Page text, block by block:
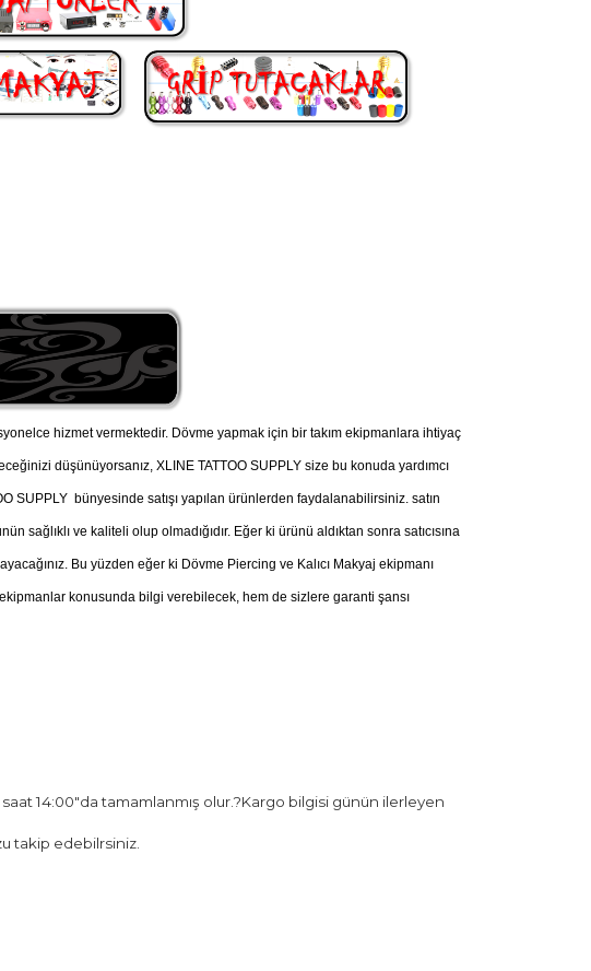
hizmet vermektedir. Dövme yapmak için bir takım ekipmanlara ihtiyaç
düşünüyorsanız, XLINE TATTOO SUPPLY size bu konuda yardımcı
SUPPLY bünyesinde satışı yapılan ürünlerden faydalanabilirsiniz. satın
sağlıklı ve kaliteli olup olmadığıdır. Eğer ki ürünü aldıktan sonra satıcısına
Bu yüzden eğer ki Dövme Piercing ve Kalıcı Makyaj ekipmanı
konusunda bilgi verebilecek, hem de sizlere garanti şansı
14:00"da tamamlanmış olur.?Kargo bilgisi günün ilerleyen
takip edebilrsiniz.